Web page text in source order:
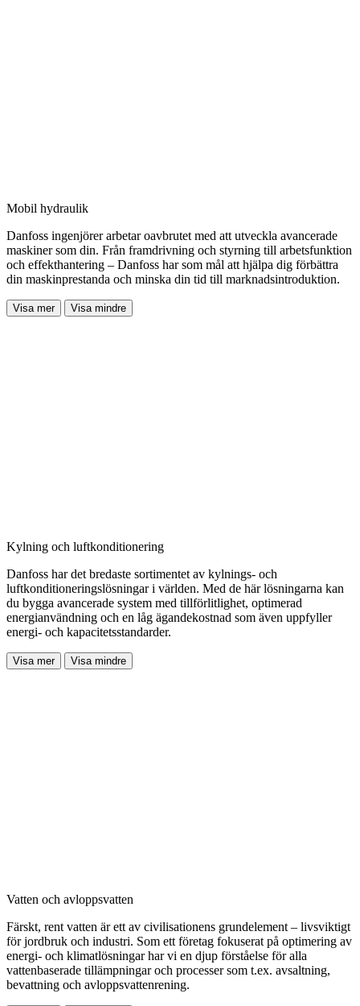
Mobil hydraulik
Danfoss ingenjörer arbetar oavbrutet med att utveckla avancerade
maskiner som din. Från framdrivning och styrning till arbetsfunktion
och effekthantering – Danfoss har som mål att hjälpa dig förbättra
din maskinprestanda och minska din tid till marknadsintroduktion.
Visa mer Visa mindre
Kylning och luftkonditionering
Danfoss har det bredaste sortimentet av kylnings- och
luftkonditioneringslösningar i världen. Med de här lösningarna kan
du bygga avancerade system med tillförlitlighet, optimerad
energianvändning och en låg ägandekostnad som även uppfyller
energi- och kapacitetsstandarder.
Visa mer Visa mindre
Vatten och avloppsvatten
Färskt, rent vatten är ett av civilisationens grundelement – livsviktigt
för jordbruk och industri. Som ett företag fokuserat på optimering av
energi- och klimatlösningar har vi en djup förståelse för alla
vattenbaserade tillämpningar och processer som t.ex. avsaltning,
bevattning och avloppsvattenrening.